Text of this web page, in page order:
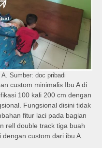
Sumber: doc pribadi
custom minimalis Ibu A di
100 kali 200 cm dengan
Fungsional disini tidak
fitur laci pada bagian
rell double track tiga buah
custom dari ibu A.